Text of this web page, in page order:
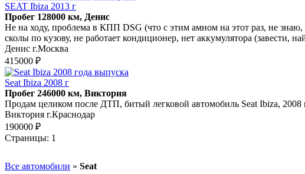
SEAT Ibiza 2013 г
Пробег 128000 км, Денис
Не на ходу, проблема в КПП DSG (что с этим амном на этот раз, не знаю,
сколы по кузову, не работает кондиционер, нет аккумулятора (завести,
Денис г.Москва
415000 ₽
Seat Ibiza 2008 г
Пробег 246000 км, Виктория
Продам целиком после ДТП, битый легковой автомобиль Seat Ibiza, 2008
Виктория г.Краснодар
190000 ₽
Страницы: 1
Все автомобили » Seat